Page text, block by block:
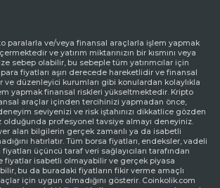
paralarla ve/veya finansal araçlarla işlem yapmak
ve yatırım miktarınızın bir kısmını veya
sebep olabilir, bu sebeple tüm yatırımcılar için
fiyatları aşırı derecede hareketlidir ve finansal
ve düzenleyici kurumları gibi konulardan kolaylıkla
yapmak finansal riskleri yükseltmektedir. Kripto
araçlar içinden tercihinizi yapmadan önce,
seviyenizi ve risk iştahınızı dikkatlice gözden
olduğunda profesyonel tavsiye almayı deneyiniz.
alan bilgilerin gerçek zamanlı ya da isabetli
hatırlatır. Tüm borsa fiyatları, endeksler, vadeli
üçüncü taraf veri sağlayıcıları tarafından
fiyatlar isabetli olmayabilir ve gerçek piyasa
bu da buradaki fiyatların fikir verme amaçlı
için uygun olmadığını gösterir. Coinkolik.com